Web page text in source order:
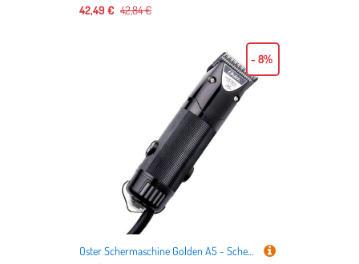
42,49 € 42,84 €
Oster Schermaschine Golden A5 - Schermaschine 2speed (ohne Scherkopf)
- 8%